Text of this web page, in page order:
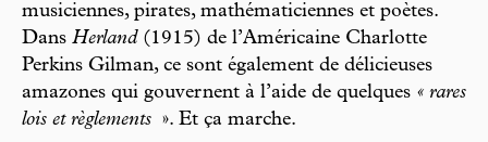
musiciennes, pirates, mathématiciennes et poètes.
Dans Herland (1915) de l’Américaine Charlotte
Perkins Gilman, ce sont également de délicieuses
amazones qui gouvernent à l’aide de quelques « rares
lois et règlements ». Et ça marche.